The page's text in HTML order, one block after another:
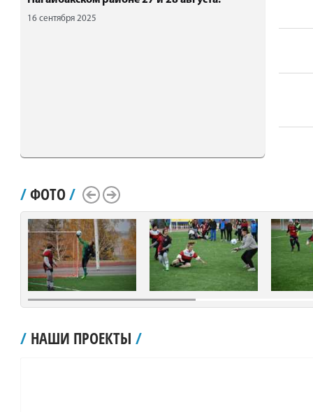
16 сентября 2025
/ФОТО/
Scroll LeftScroll Right
/ НАШИ ПРОЕКТЫ /